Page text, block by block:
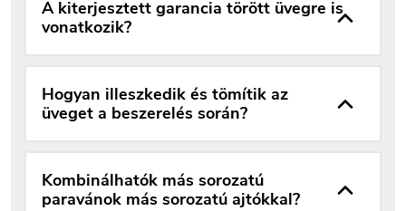
A kiterjesztett garancia törött üvegre is
vonatkozik?
Hogyan illeszkedik és tömítik az
üveget a beszerelés során?
Kombinálhatók más sorozatú
paravánok más sorozatú ajtókkal?